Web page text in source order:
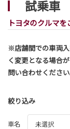
シエンタが一部改良とな
シエンタは茨城トヨタか
詳しくはこちら
2026-08-03
ハリアー 一部改良
ハリアーは茨城トヨタから
試乗車
トヨタのクルマを
※店舗間での車両
く変更となる場合
問い合わせください
絞り込み
車名